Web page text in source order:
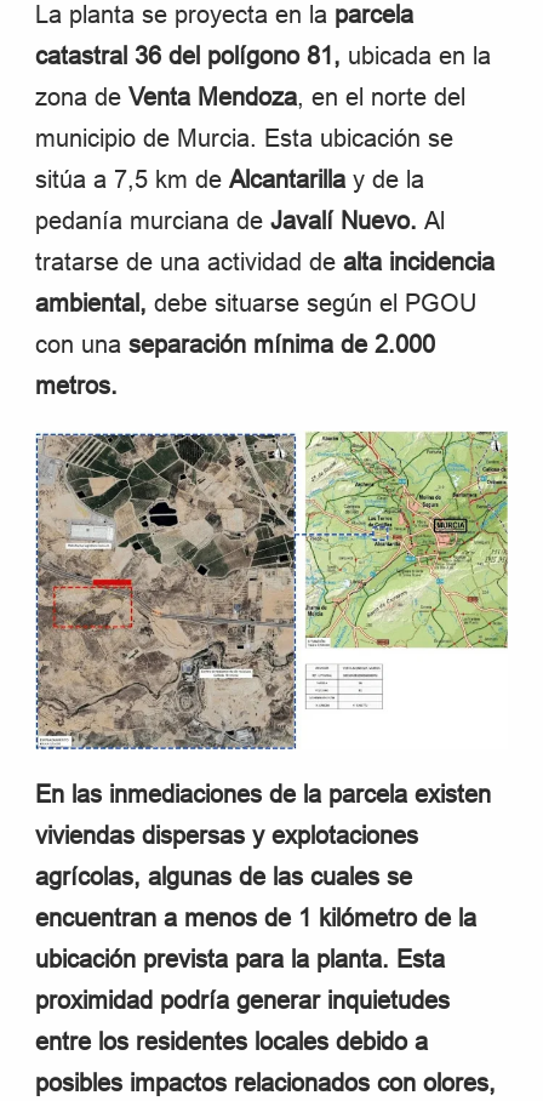
La planta se proyecta en la parcela
catastral 36 del polígono 81, ubicada en la
zona deVenta Mendoza, en el norte del
municipio de Murcia. Esta ubicación se
sitúa a 7,5 km deAlcantarillay de la
pedanía murciana deJavalí Nuevo.Al
tratarse de una actividad dealta incidencia
ambiental,debe situarse según el PGOU
con unaseparación mínima de 2.000
metros.
En las inmediaciones de la parcela existen
viviendas dispersas y explotaciones
agrícolas, algunas de las cuales se
encuentran a menos de 1 kilómetro de la
ubicación prevista para la planta. Esta
proximidad podría generar inquietudes
entre los residentes locales debido a
posibles impactos relacionados con olores,